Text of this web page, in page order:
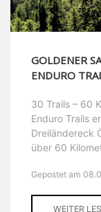
GOLDENER
ENDURO
30 Trails – 60
Enduro Trails
Dreiländereck
über 60
Gepostet am
WEITER